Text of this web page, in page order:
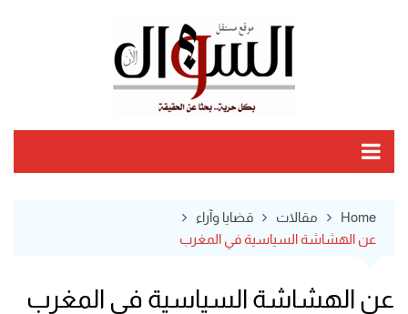
Home مقالات
قضايا وآراء
عن الهشاشة السياسية في المغرب
عن الهشاشة السياسية في المغرب